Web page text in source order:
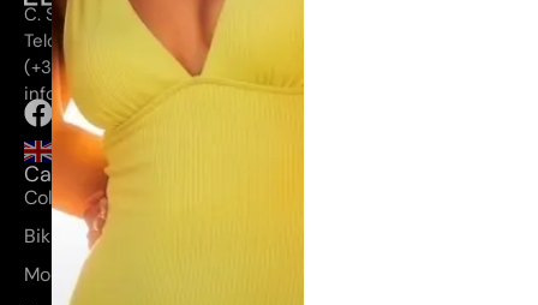
C. Secretario Guedes Alemán, 28, 35200
Telde, Las Palmas
(+34) 660 355 272
info@elenamorales.es
Categorías
Coleccion Huahine
Bikinis y bañadores
Moda mujer